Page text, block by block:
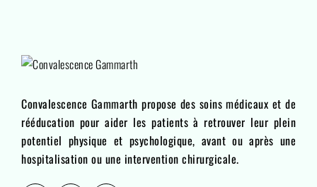
Convalescence Gammarth propose des soins médicaux et de
rééducation pour aider les patients à retrouver leur plein
potentiel physique et psychologique, avant ou après une
hospitalisation ou une intervention chirurgicale.